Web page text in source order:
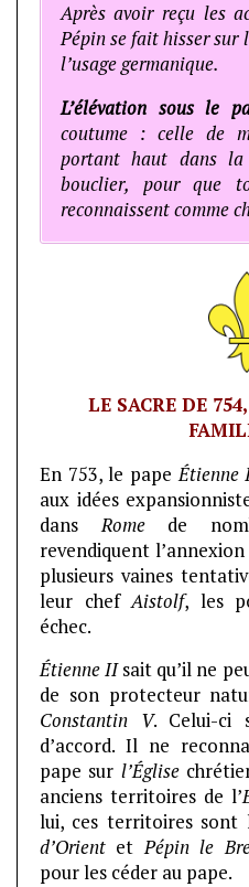
Après avoir reçu les
Pépin se fait hisser sur
l’usage germanique.
L’élévation sous le
coutume : celle de
portant haut dans
bouclier, pour que
reconnaissent comme
LE SACRE DE
En 753, le papeÉtienne
aux idées
dansRomede
revendiquent
plusieurs vaines
leur chefAistolf, les
échec.
Étienne IIsait qu’il ne
de son protecteur
Constantin V. Celui-ci
d’accord. Il ne
pape sur l’Église
anciens territoires de l’
lui, ces territoires sont
d’Orient etPépin le
pour les céder au pape.